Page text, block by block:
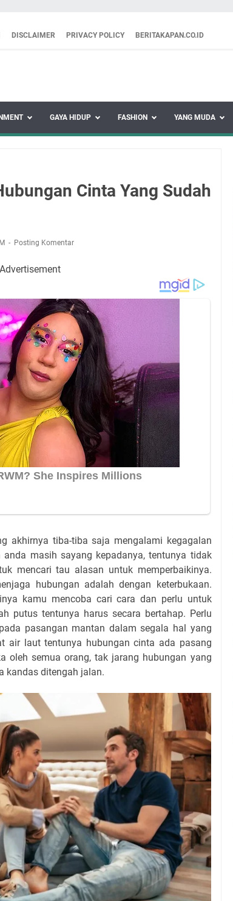
DISCLAIMER PRIVACY POLICY BERITAKAPAN.CO.ID
GAYA HIDUP FASHION YANG MUDA
Cinta Yang Sudah
Posting Komentar
Advertisement
akhirnya tiba-tiba saja mengalami kegagalan
masih sayang kepadanya, tentunya tidak
mencari tau alasan untuk memperbaikinya.
hubungan adalah dengan keterbukaan.
kamu mencoba cari cara dan perlu untuk
putus tentunya harus secara bertahap. Perlu
pasangan mantan dalam segala hal yang
air laut tentunya hubungan cinta ada pasang
oleh semua orang, tak jarang hubungan yang
kandas ditengah jalan.